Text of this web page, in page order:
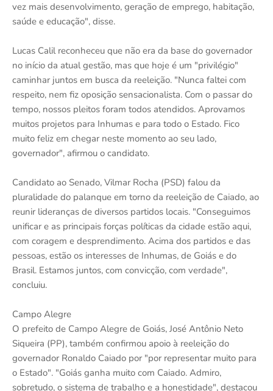
vez mais desenvolvimento, geração de emprego, habitação,
saúde e educação", disse.
Lucas Calil reconheceu que não era da base do governador
no início da atual gestão, mas que hoje é um "privilégio"
caminhar juntos em busca da reeleição. "Nunca faltei com
respeito, nem fiz oposição sensacionalista. Com o passar do
tempo, nossos pleitos foram todos atendidos. Aprovamos
muitos projetos para Inhumas e para todo o Estado. Fico
muito feliz em chegar neste momento ao seu lado,
governador", afirmou o candidato.
Candidato ao Senado, Vilmar Rocha (PSD) falou da
pluralidade do palanque em torno da reeleição de Caiado, ao
reunir lideranças de diversos partidos locais. "Conseguimos
unificar e as principais forças políticas da cidade estão aqui,
com coragem e desprendimento. Acima dos partidos e das
pessoas, estão os interesses de Inhumas, de Goiás e do
Brasil. Estamos juntos, com convicção, com verdade",
concluiu.
Campo Alegre
O prefeito de Campo Alegre de Goiás, José Antônio Neto
Siqueira (PP), também confirmou apoio à reeleição do
governador Ronaldo Caiado por "por representar muito para
o Estado". "Goiás ganha muito com Caiado. Admiro,
sobretudo, o sistema de trabalho e a honestidade", destacou